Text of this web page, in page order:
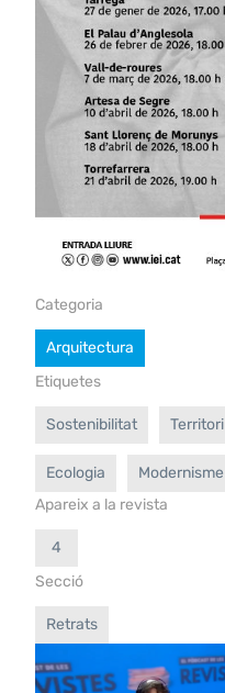
Categoria
Arquitectura
Etiquetes
Sostenibilitat Territori
Ecologia Modernisme
Apareix a la revista
4
Secció
Retrats